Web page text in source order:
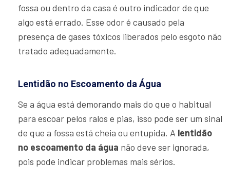
fossa ou dentro da casa é outro indicador de que
algo está errado. Esse odor é causado pela
presença de gases tóxicos liberados pelo esgoto não
tratado adequadamente.
Lentidão no Escoamento da Água
Se a água está demorando mais do que o habitual
para escoar pelos ralos e pias, isso pode ser um sinal
de que a fossa está cheia ou entupida. A lentidão
no escoamento da água não deve ser ignorada,
pois pode indicar problemas mais sérios.